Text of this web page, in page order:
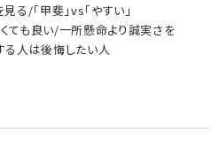
る/「甲斐」vs「やすい」
ても良い/一所懸命より誠実さを
る人は後悔したい人